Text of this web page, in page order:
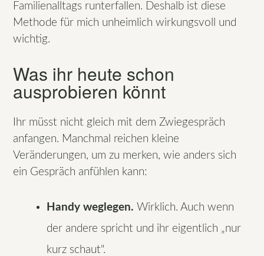
Familienalltags runterfallen. Deshalb ist diese
Methode für mich unheimlich wirkungsvoll und
wichtig.
Was ihr heute schon
ausprobieren könnt
Ihr müsst nicht gleich mit dem Zwiegespräch
anfangen. Manchmal reichen kleine
Veränderungen, um zu merken, wie anders sich
ein Gespräch anfühlen kann:
Handy weglegen. Wirklich. Auch wenn
der andere spricht und ihr eigentlich „nur
kurz schaut".